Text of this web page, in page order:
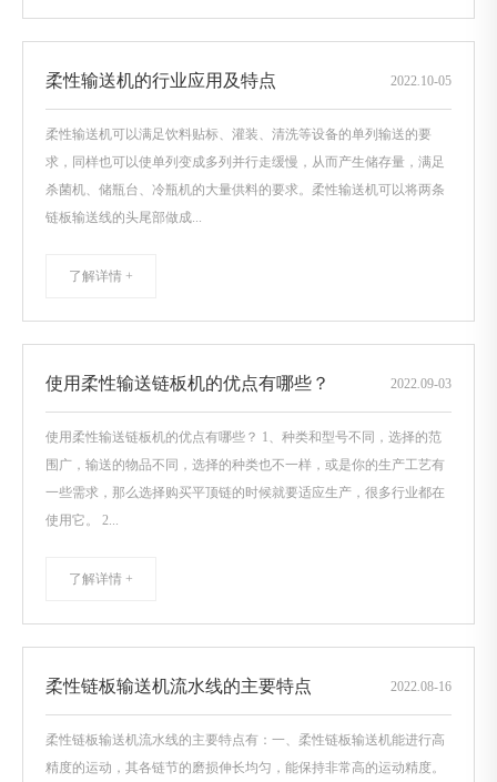
2022.10-05
柔性输送机的行业应用及特点
柔性输送机可以满足饮料贴标、灌装、清洗等设备的单列输送的要
求，同样也可以使单列变成多列并行走缓慢，从而产生储存量，满足
杀菌机、储瓶台、冷瓶机的大量供料的要求。柔性输送机可以将两条
链板输送线的头尾部做成...
了解详情 +
2022.09-03
使用柔性输送链板机的优点有哪些？
使用柔性输送链板机的优点有哪些？ 1、种类和型号不同，选择的范
围广，输送的物品不同，选择的种类也不一样，或是你的生产工艺有
一些需求，那么选择购买平顶链的时候就要适应生产，很多行业都在
使用它。 2...
了解详情 +
2022.08-16
柔性链板输送机流水线的主要特点
柔性链板输送机流水线的主要特点有：一、柔性链板输送机能进行高
精度的运动，其各链节的磨损伸长均匀，能保持非常高的运动精度。